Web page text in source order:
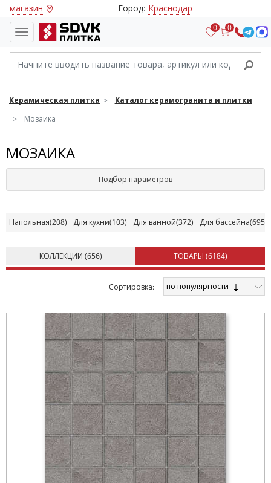
магазин Город: Краснодар
0 0
Керамическая плитка
Каталог керамогранита и плитки
Мозаика
МОЗАИКА
Подбор параметров
Напольная(208) Для кухни(103) Для ванной(372) Для бассейна(695)
КОЛЛЕКЦИИ (656) ТОВАРЫ (6184)
Cортировка: по популярности